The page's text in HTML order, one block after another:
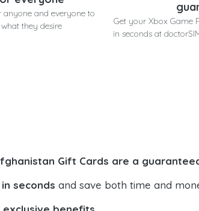
and everyone to
they desire
Get your Xbox Game
in seconds at
Gift Cards are a
seconds and save both time and